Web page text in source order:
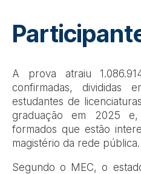
A prova atraiu
confirmadas, divididas
estudantes de
graduação em 2025 e,
formados que estão
magistério da rede pública.
Segundo o MEC, o